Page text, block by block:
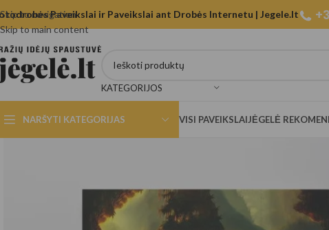
Skip to navigation
Skip to main content
Paveikslai ir Paveikslai ant Drobės Internetu | Jegele.lt
KATEGORIJOS
NARŠYTI KATEGORIJAS VISI PAVEIKSLAIJĖGELĖ